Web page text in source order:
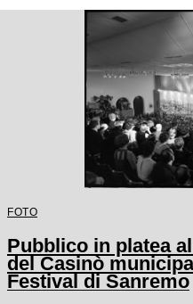
FOTO
Pubblico in platea
del Casinò
Festival di Sanremo